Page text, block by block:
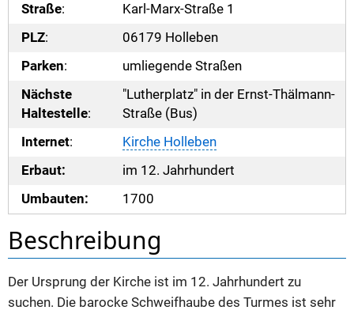
Straße:
Karl-Marx-Straße 1
PLZ:
06179 Holleben
Parken:
umliegende Straßen
Nächste
Haltestelle:
"Lutherplatz" in der Ernst-Thälmann-
Straße (Bus)
Internet:
Kirche Holleben
Erbaut:
im 12. Jahrhundert
Umbauten:
1700
Beschreibung
Der Ursprung der Kirche ist im 12. Jahrhundert zu
suchen. Die barocke Schweifhaube des Turmes ist sehr